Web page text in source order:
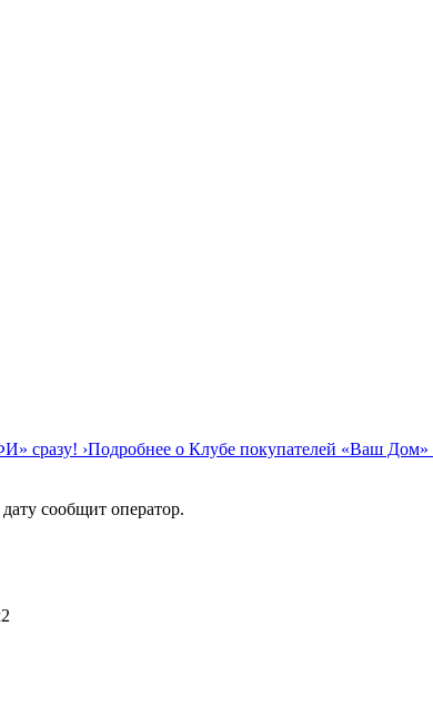
сразу! ›Подробнее о Клубе покупателей «Ваш Дом»
сообщит оператор.